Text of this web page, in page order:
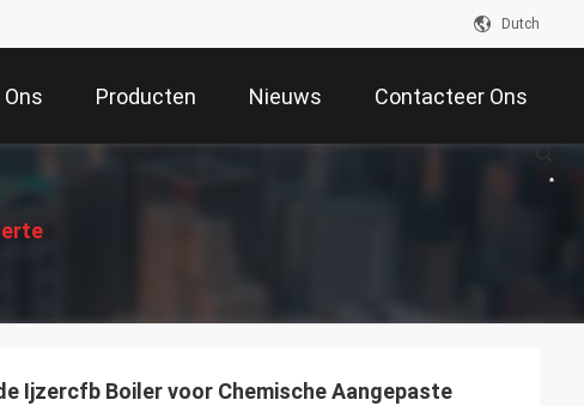
Dutch
Ons Producten Nieuws Contacteer Ons
Aan
Ijzercfb Boiler voor Chemische Aangepaste